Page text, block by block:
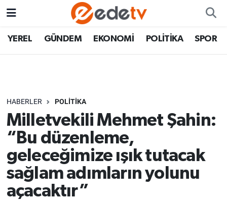
YEREL GÜNDEM EKONOMİ POLİTİKA SPOR
HABERLER POLİTİKA
Milletvekili Mehmet Şahin:
“Bu düzenleme,
geleceğimize ışık tutacak
sağlam adımların yolunu
açacaktır”